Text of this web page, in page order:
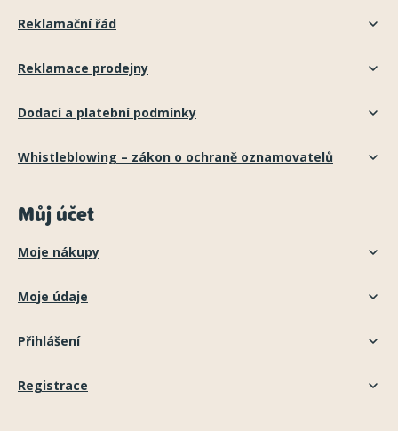
Reklamační řád
Reklamace prodejny
Dodací a platební podmínky
Whistleblowing – zákon o ochraně oznamovatelů
Můj účet
Moje nákupy
Moje údaje
Přihlášení
Registrace